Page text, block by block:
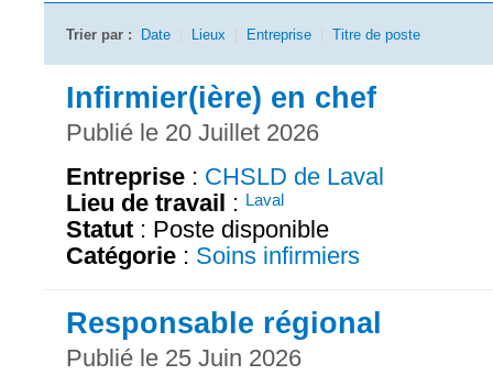
Trier par : Date Lieux Entreprise Titre de poste
Infirmier(ière) en chef
Publié le 20 Juillet 2026
Entreprise : CHSLD de Laval
Lieu de travail : Laval
Statut : Poste disponible
Catégorie : Soins infirmiers
Responsable régional
Publié le 25 Juin 2026